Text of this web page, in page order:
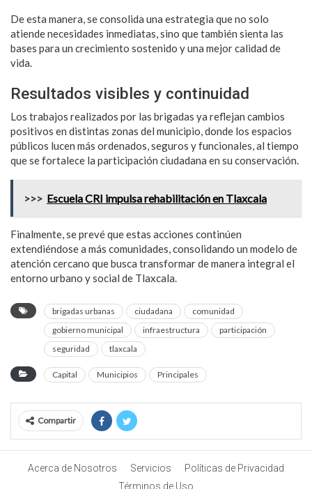
De esta manera, se consolida una estrategia que no solo
atiende necesidades inmediatas, sino que también sienta las
bases para un crecimiento sostenido y una mejor calidad de
vida.
Resultados visibles y continuidad
Los trabajos realizados por las brigadas ya reflejan cambios
positivos en distintas zonas del municipio, donde los espacios
públicos lucen más ordenados, seguros y funcionales, al tiempo
que se fortalece la participación ciudadana en su conservación.
>>> Escuela CRI impulsa rehabilitación en Tlaxcala
Finalmente, se prevé que estas acciones continúen
extendiéndose a más comunidades, consolidando un modelo de
atención cercano que busca transformar de manera integral el
entorno urbano y social de Tlaxcala.
brigadas urbanas ciudadana
comunidad
gobierno municipal
infraestructura
participación
seguridad
tlaxcala
Capital Municipios Principales
Compartir
Acerca de Nosotros Servicios
Políticas de Privacidad
Términos de Uso